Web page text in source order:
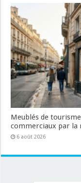
Meublés de
commerciaux par la
6 août 2026